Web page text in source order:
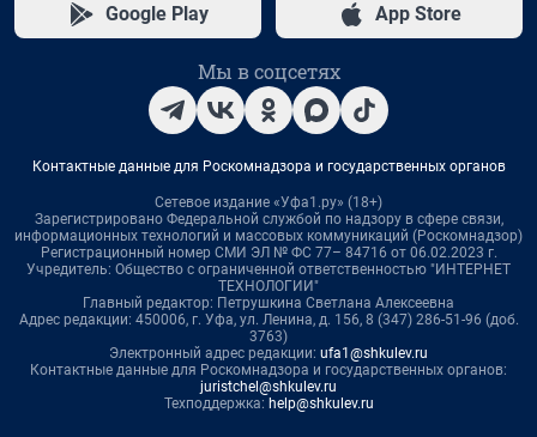
Google Play App Store
Мы в соцсетях
Контактные данные для Роскомнадзора и государственных органов
Сетевое издание «Уфа1.ру» (18+)
Зарегистрировано Федеральной службой по надзору в сфере связи,
информационных технологий и массовых коммуникаций (Роскомнадзор)
Регистрационный номер СМИ ЭЛ № ФС 77– 84716 от 06.02.2023 г.
Учредитель: Общество с ограниченной ответственностью "ИНТЕРНЕТ
ТЕХНОЛОГИИ"
Главный редактор: Петрушкина Светлана Алексеевна
Адрес редакции: 450006, г. Уфа, ул. Ленина, д. 156, 8 (347) 286-51-96 (доб.
3763)
Электронный адрес редакции: ufa1@shkulev.ru
Контактные данные для Роскомнадзора и государственных органов:
juristchel@shkulev.ru
Техподдержка: help@shkulev.ru